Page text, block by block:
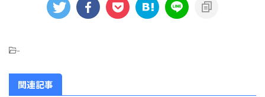
-
関連記事